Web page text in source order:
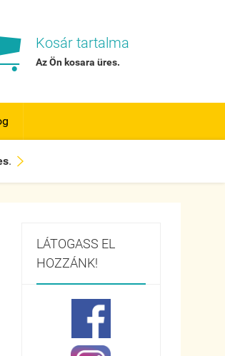
Kosár tartalma
Az Ön kosaraüres.
. 
LÁTOGASS EL
HOZZÁNK!